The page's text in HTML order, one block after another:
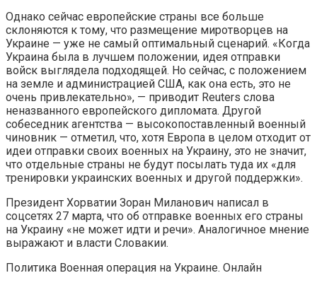
Однако сейчас европейские страны все больше
склоняются к тому, что размещение миротворцев на
Украине — уже не самый оптимальный сценарий. «Когда
Украина была в лучшем положении, идея отправки
войск выглядела подходящей. Но сейчас, с положением
на земле и администрацией США, как она есть, это не
очень привлекательно», — приводит Reuters слова
неназванного европейского дипломата. Другой
собеседник агентства — высокопоставленный военный
чиновник — отметил, что, хотя Европа в целом отходит от
идеи отправки своих военных на Украину, это не значит,
что отдельные страны не будут посылать туда их «для
тренировки украинских военных и другой поддержки».
Президент Хорватии Зоран Миланович написал в
соцсетях 27 марта, что об отправке военных его страны
на Украину «не может идти и речи». Аналогичное мнение
выражают и власти Словакии.
Политика Военная операция на Украине. Онлайн